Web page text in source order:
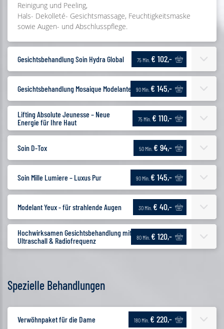
Reinigung und Peeling,
Hals- Dekolleté- Gesichtsmassage, Feuchtigkeitsmaske
sowie Augen- und Abschlusspflege.
Gesichtsbehandlung Soin Hydra Global 75 Min. € 102,-
Gesichtsbehandlung Mosaique Modelante 90 Min. € 145,-
Lifting Absolute Jeunesse – Neue
Energie für Ihre Haut
75 Min. € 110,-
Soin D-Tox 50 Min. € 94,-
Soin Mille Lumiere – Luxus Pur 90 Min. € 145,-
Modelant Yeux - für strahlende Augen 30 Min. € 40,-
Hochwirksamen Gesichtsbehandlung mit
Ultraschall & Radiofrequenz
80 Min. € 120,-
Spezielle Behandlungen
Verwöhnpaket für die Dame 180 Min. € 220,-